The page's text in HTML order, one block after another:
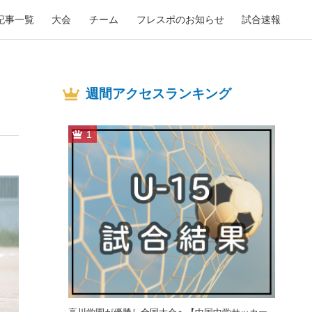
事一覧 大会 チーム フレスポのお知らせ 試合速報
週間アクセスランキング
1